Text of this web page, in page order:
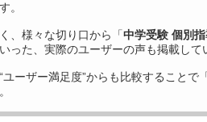
。
、様々な切り口から「中学受験 個別
った、実際のユーザーの声も掲載して
ーザー満足度”からも比較することで